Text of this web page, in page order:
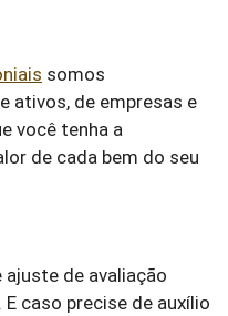
somos
ativos, de empresas e
você tenha a
de cada bem do seu
de avaliação
caso precise de auxílio